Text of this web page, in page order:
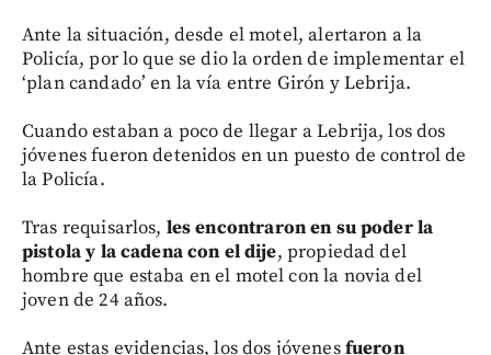
Ante la situación, desde el motel, alertaron a la
Policía, por lo que se dio la orden de implementar el
‘plan candado’ en la vía entre Girón y Lebrija.
Cuando estaban a poco de llegar a Lebrija, los dos
jóvenes fueron detenidos en un puesto de control de
la Policía.
Tras requisarlos, les encontraron en su poder la
pistola y la cadena con el dije, propiedad del
hombre que estaba en el motel con la novia del
joven de 24 años.
Ante estas evidencias, los dos jóvenesfueron